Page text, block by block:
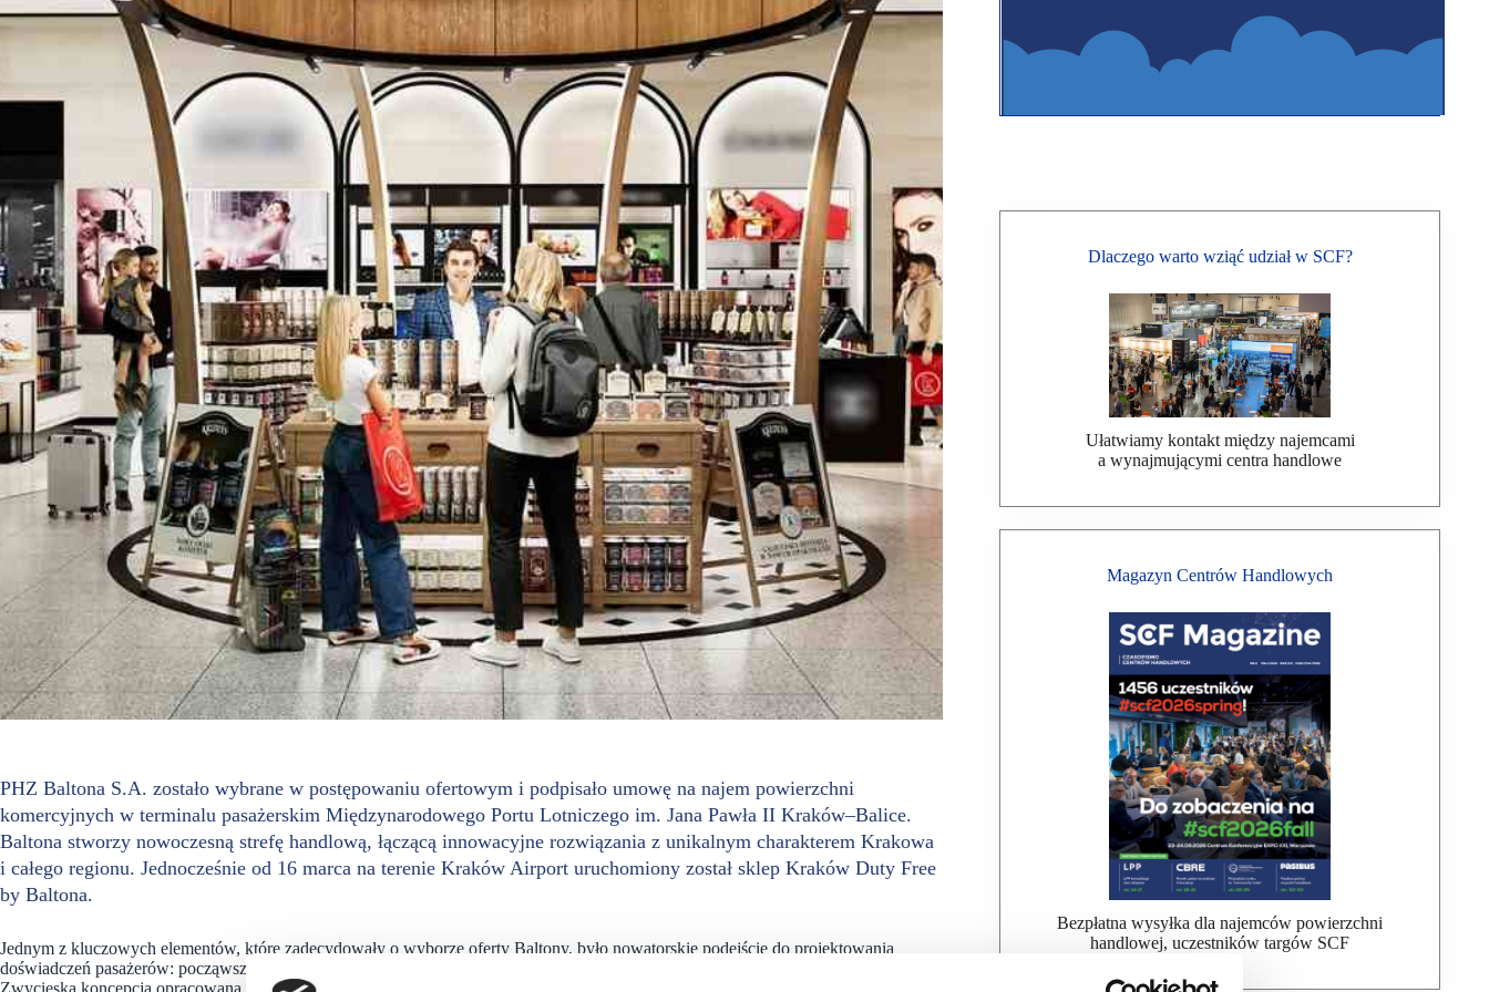
PHZ Baltona S.A. zostało wybrane w postępowaniu ofertowym i podpisało umowę na najem powierzchni
komercyjnych w terminalu pasażerskim Międzynarodowego Portu Lotniczego im. Jana Pawła II Kraków–Balice.
Baltona stworzy nowoczesną strefę handlową, łączącą innowacyjne rozwiązania z unikalnym charakterem Krakowa
i całego regionu. Jednocześnie od 16 marca na terenie Kraków Airport uruchomiony został sklep Kraków Duty Free
by Baltona.
Jednym z kluczowych elementów, które zadecydowały o wyborze oferty Baltony, było nowatorskie podejście do projektowania
doświadczeń pasażerów: począwszy od planowania podróży, przez każdy etap ścieżki na lotnisku, aż po wejście na pokład samolotu.
Zwycięska koncepcja opracowana została w myśli idei Sense of Place, zgodnie z którą wnętrza sklepów będą odzwierciedlać
Dlaczego warto wziąć udział w SCF?
Ułatwiamy kontakt między najemcami
a wynajmującymi centra handlowe
Magazyn Centrów Handlowych
Bezpłatna wysyłka dla najemców powierzchni
handlowej, uczestników targów SCF